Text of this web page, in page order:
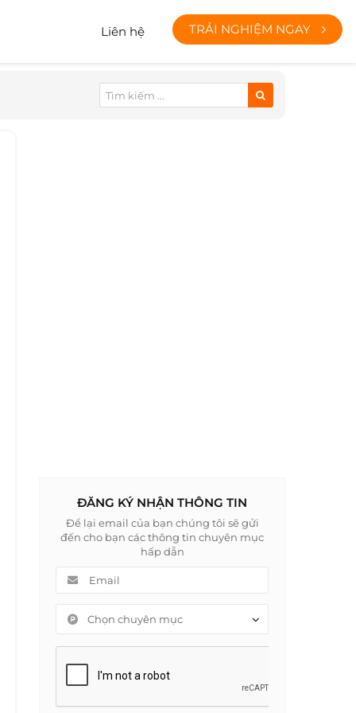
Liên hệ TRẢI NGHIỆM NGAY
ĐĂNG KÝ NHẬN THÔNG TIN
Để lại email của bạn chúng tôi sẽ gửi
đến cho bạn các thông tin chuyên mục
hấp dẫn
Chọn chuyên mục